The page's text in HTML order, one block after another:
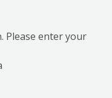
Please enter your